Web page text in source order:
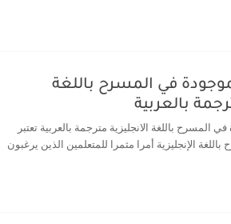
في المسرح باللغة
بالعربية
المسرح باللغة الانجليزية مترجمة بالعربية تعتبر
الإنجليزية أمرا مثمرا للمتعلمين الذين يرغبون